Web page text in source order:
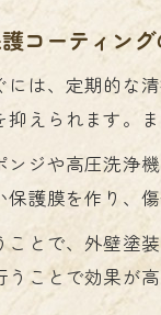
コーティン
には、定期的な
えられます。
ジや高圧洗浄
護膜を作り、
ことで、外壁塗
ことで効果が高